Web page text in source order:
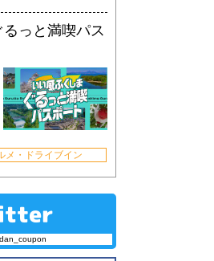
っと満喫パス
メ・ドライブイン